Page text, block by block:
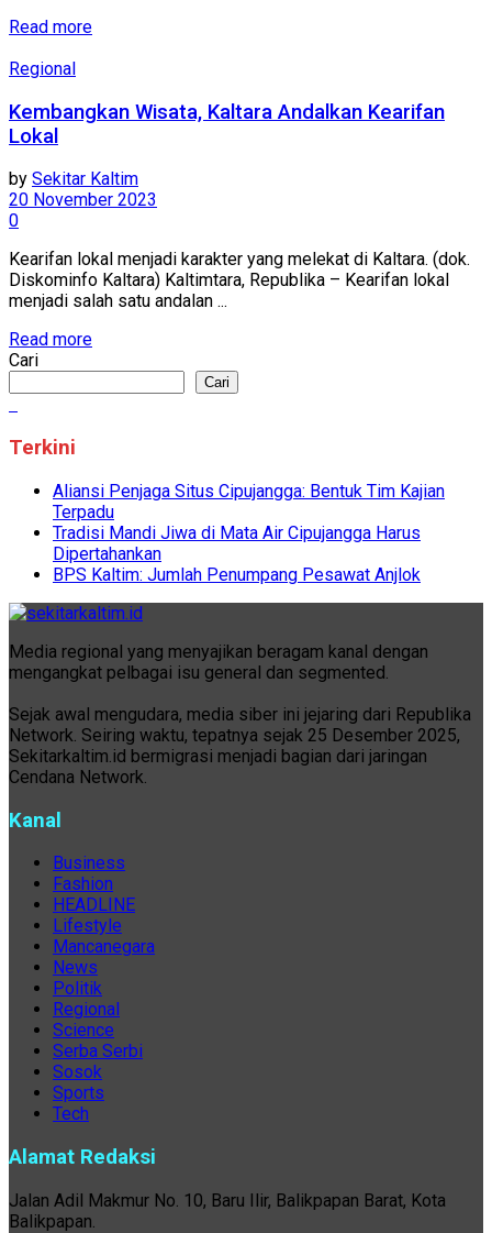
Read more
Regional
Kembangkan Wisata, Kaltara Andalkan Kearifan
Lokal
by Sekitar Kaltim
20 November 2023
0
Kearifan lokal menjadi karakter yang melekat di Kaltara. (dok.
Diskominfo Kaltara) Kaltimtara, Republika – Kearifan lokal
menjadi salah satu andalan ...
Read more
Cari
Cari
Terkini
Aliansi Penjaga Situs Cipujangga: Bentuk Tim Kajian
Terpadu
Tradisi Mandi Jiwa di Mata Air Cipujangga Harus
Dipertahankan
BPS Kaltim: Jumlah Penumpang Pesawat Anjlok
Media regional yang menyajikan beragam kanal dengan
mengangkat pelbagai isu general dan segmented.
Sejak awal mengudara, media siber ini jejaring dari Republika
Network. Seiring waktu, tepatnya sejak 25 Desember 2025,
Sekitarkaltim.id bermigrasi menjadi bagian dari jaringan
Cendana Network.
Kanal
Business
Fashion
HEADLINE
Lifestyle
Mancanegara
News
Politik
Regional
Science
Serba Serbi
Sosok
Sports
Tech
Alamat Redaksi
Jalan Adil Makmur No. 10, Baru Ilir, Balikpapan Barat, Kota
Balikpapan.